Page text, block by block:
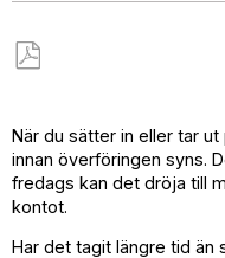
PDF
När du sätter in eller tar
innan överföringen syns.
fredags kan det dröja till
kontot.
Har det tagit längre tid än